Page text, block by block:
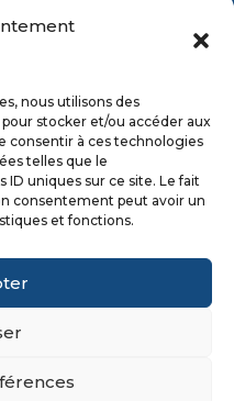
nous utilisons des
stocker et/ou accéder aux
consentir à ces technologies
telles que le
uniques sur ce site. Le fait
consentement peut avoir un
et fonctions.
98
du Morbihan